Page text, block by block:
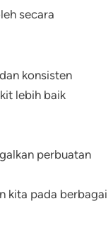
secara
konsisten
lebih baik
perbuatan
kita pada berbagai